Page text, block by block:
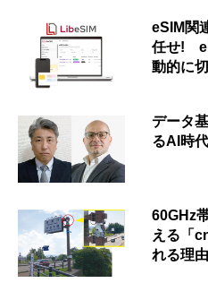
eSIM関
任せ!
動的に
データ
るAI時
60GHz
える「
れる理由